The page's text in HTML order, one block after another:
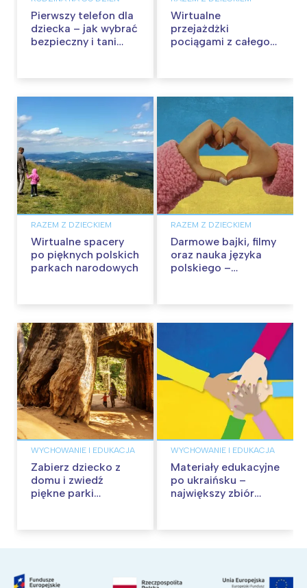
Pierwszy telefon dla
dziecka – jak wybrać
bezpieczny i tani
Wirtualne
przejażdżki
pociągami z całego
RAZEM Z DZIECKIEM
Wirtualne spacery
po pięknych polskich
parkach narodowych
RAZEM Z DZIECKIEM
Darmowe bajki, filmy
oraz nauka języka
polskiego –
WYCHOWANIE I EDUKACJA
Zabierz dziecko z
domu i zwiedź
piękne parki
WYCHOWANIE I EDUKACJA
Materiały edukacyjne
po ukraińsku –
największy zbiór